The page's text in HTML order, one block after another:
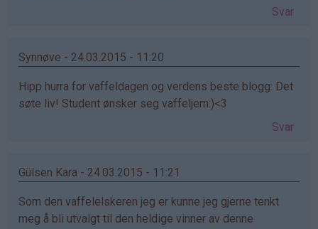
Svar
Synnøve - 24.03.2015 - 11:20
Hipp hurra for vaffeldagen og verdens beste blogg: Det
søte liv! Student ønsker seg vaffeljern:)<3
Svar
Gülsen Kara - 24.03.2015 - 11:21
Som den vaffelelskeren jeg er kunne jeg gjerne tenkt
meg å bli utvalgt til den heldige vinner av denne